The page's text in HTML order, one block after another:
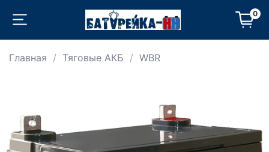
0
Главная Тяговые АКБ WBR